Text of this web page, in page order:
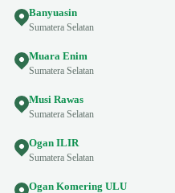
Banyuasin
Sumatera Selatan
Muara Enim
Sumatera Selatan
Musi Rawas
Sumatera Selatan
Ogan ILIR
Sumatera Selatan
Ogan Komering ULU